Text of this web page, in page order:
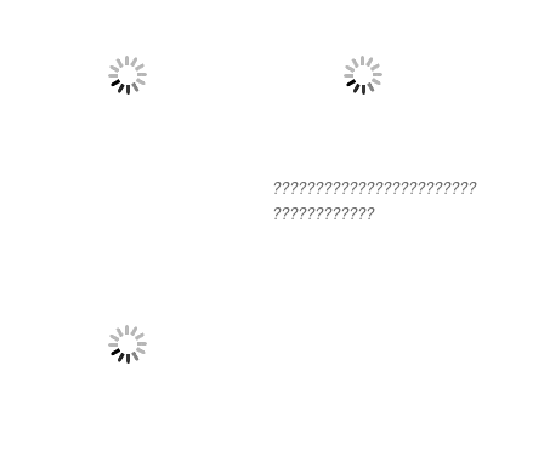
????????????????????????
????????????